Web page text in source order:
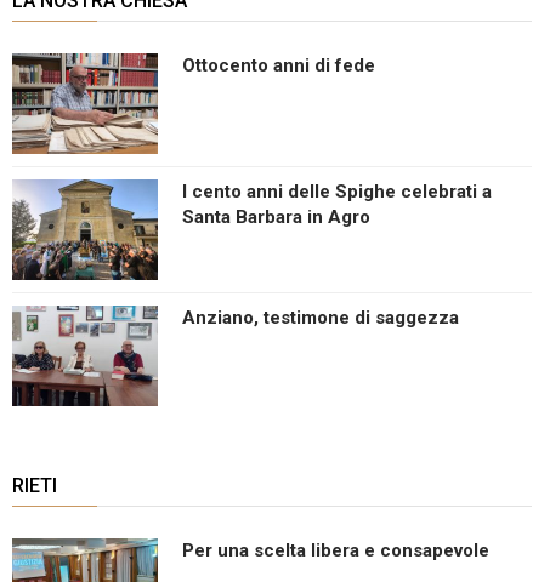
Ottocento anni di fede
I cento anni delle Spighe celebrati a
Santa Barbara in Agro
Anziano, testimone di saggezza
RIETI
Per una scelta libera e consapevole